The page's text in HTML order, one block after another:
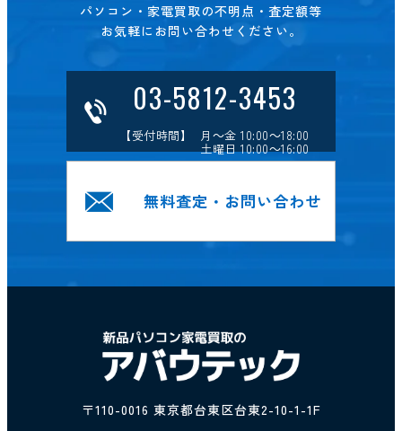
パソコン・家電買取の不明点・査定額等
お気軽にお問い合わせください。
03-5812-3453
【受付時間】 月～金 10:00～18:00
土曜日 10:00～16:00
無料査定・お問い合わせ
〒110-0016 東京都台東区台東2-10-1-1F